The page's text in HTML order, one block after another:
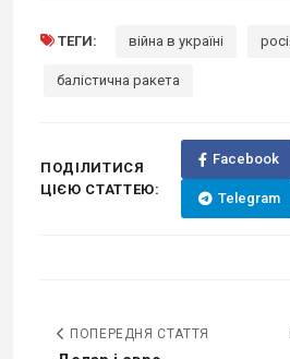
ТЕГИ: війна в україні
балістична ракета
ПОДІЛИТИСЯ
ЦІЄЮ СТАТТЕЮ:
Facebook
Telegram
ПОПЕРЕДНЯ СТАТТЯ